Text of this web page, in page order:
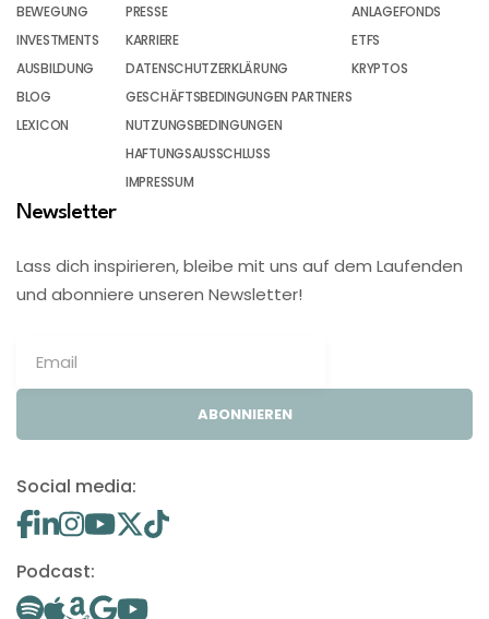
BEWEGUNG
INVESTMENTS
AUSBILDUNG
BLOG
LEXICON
PRESSE
KARRIERE
DATENSCHUTZERKLÄRUNG
GESCHÄFTSBEDINGUNGEN PARTNERS
NUTZUNGSBEDINGUNGEN
HAFTUNGSAUSSCHLUSS
IMPRESSUM
ANLAGEFONDS
ETFS
KRYPTOS
Newsletter
Lass dich inspirieren, bleibe mit uns auf dem Laufenden
und abonniere unseren Newsletter!
ABONNIEREN
Social media:
Podcast: